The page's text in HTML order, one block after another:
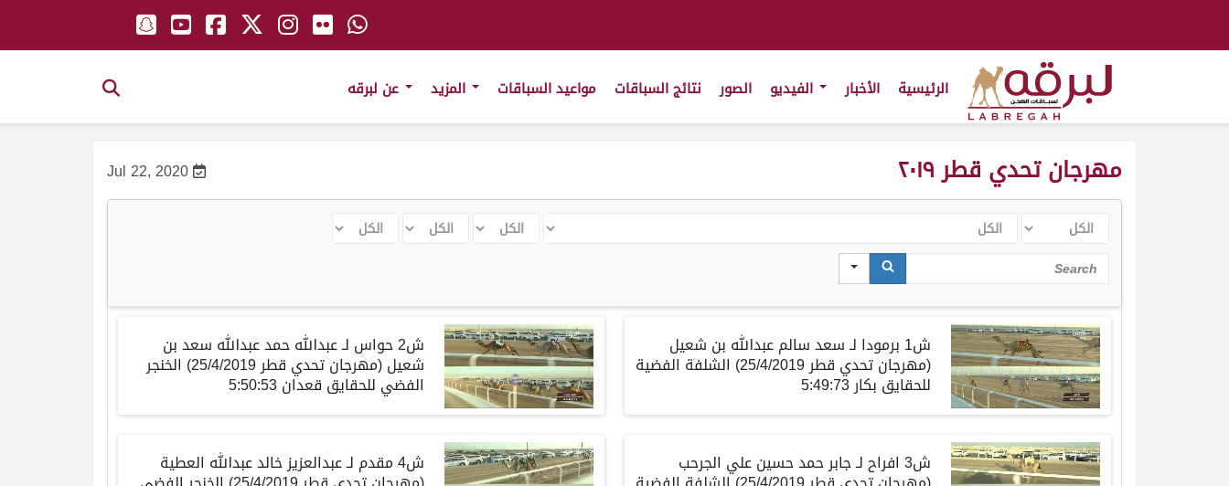
الرئيسية الأخبار الصور نتائج السباقات مواعيد السباقات
Jul 22, 2020 مهرجان تحدي قطر ٢٠١٩
الكل الكل الكل الكل
الكل
Search
ش1 برمودا لـ سعد سالم عبدالله بن شعيل
(مهرجان تحدي قطر 25/4/2019) الشلفة الفضية
للحقايق بكار 5:49:73
ش2 حواس لـ عبدالله حمد عبدالله سعد بن
شعيل (مهرجان تحدي قطر 25/4/2019) الخنجر
الفضي للحقايق قعدان 5:50:53
ش3 افراح لـ جابر حمد حسين علي الجرحب ش4 مقدم لـ عبدالعزيز خالد عبدالله العطية